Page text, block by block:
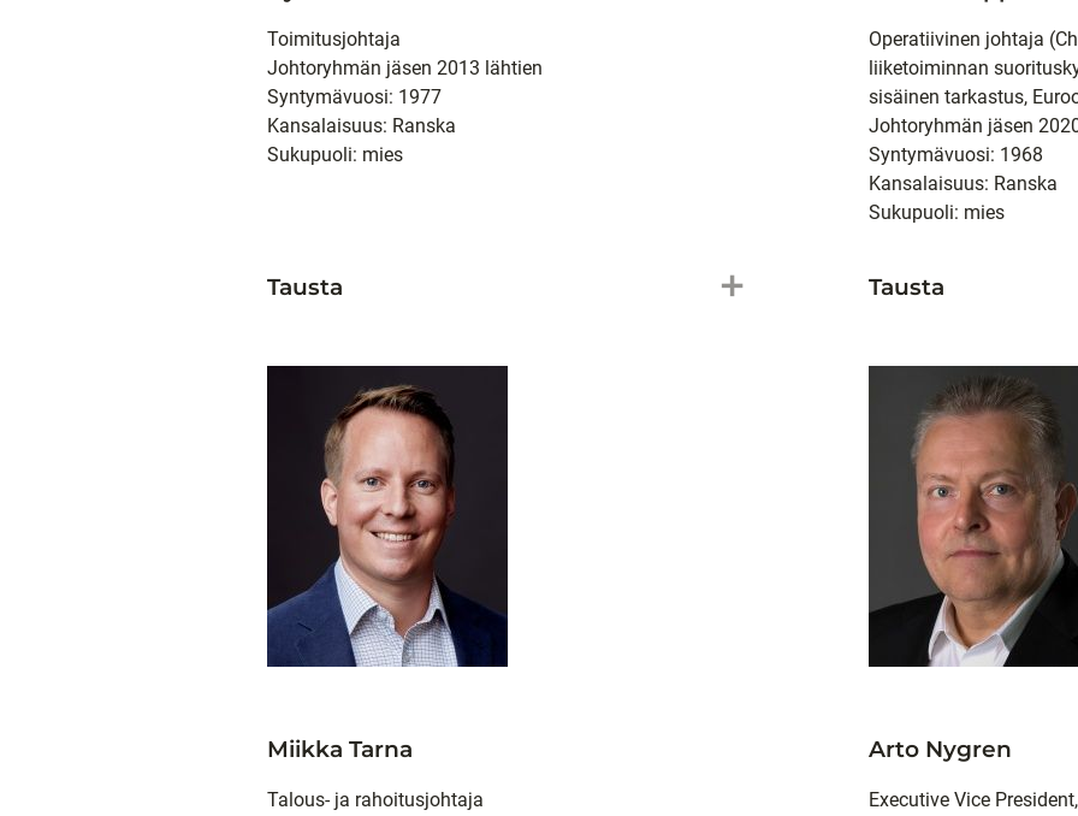
Toimitusjohtaja
Johtoryhmän jäsen 2013 lähtien
Syntymävuosi: 1977
Kansalaisuus: Ranska
Sukupuoli: mies
Tausta add
Miikka Tarna
Talous- ja rahoitusjohtaja
Operatiivinen johtaja
liiketoiminnan
sisäinen tarkastus,
Johtoryhmän jäsen
Syntymävuosi: 1968
Kansalaisuus: Ranska
Sukupuoli: mies
Tausta
Arto Nygren
Executive Vice